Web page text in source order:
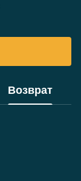
Возврат